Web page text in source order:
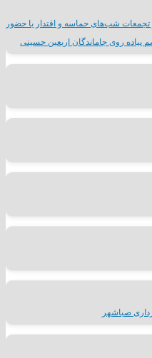
شب‌های حماسه و اقتدار با حضور
روی جاماندگان اربعین حسینی
صباشهر